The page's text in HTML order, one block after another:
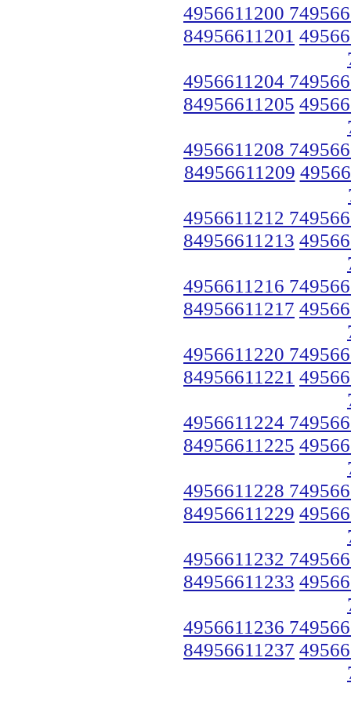
4956611200
84956611201
4956611204
84956611205
4956611208
84956611209
4956611212
84956611213
4956611216
84956611217
4956611220
84956611221
4956611224
84956611225
4956611228
84956611229
4956611232
84956611233
4956611236
84956611237